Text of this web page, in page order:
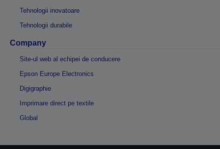
Tehnologii inovatoare
Tehnologii durabile
Company
Site-ul web al echipei de conducere
Epson Europe Electronics
Digigraphie
Imprimare direct pe textile
Global